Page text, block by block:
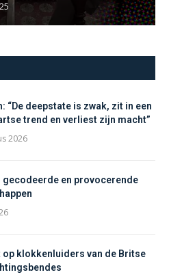
“De deepstate is zwak, zit in een
trend en verliest zijn macht”
2026
gecodeerde en provocerende
op klokkenluiders van de Britse